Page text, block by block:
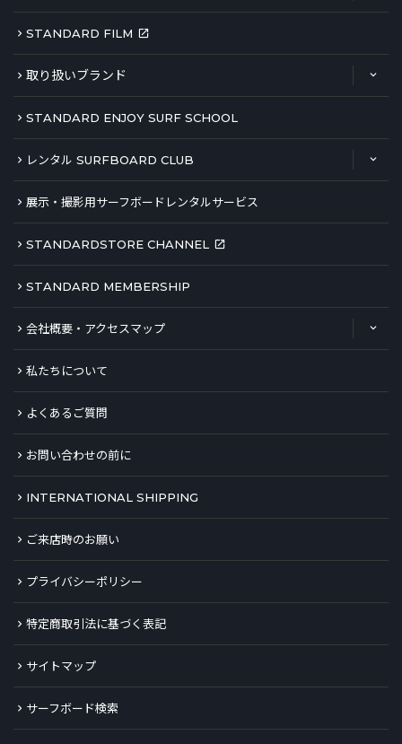
STANDARD FILM
取り扱いブランド
STANDARD ENJOY SURF SCHOOL
レンタル SURFBOARD CLUB
展示・撮影用サーフボードレンタルサービス
STANDARDSTORE CHANNEL
STANDARD MEMBERSHIP
会社概要・アクセスマップ
私たちについて
よくあるご質問
お問い合わせの前に
INTERNATIONAL SHIPPING
ご来店時のお願い
プライバシーポリシー
特定商取引法に基づく表記
サイトマップ
サーフボード検索